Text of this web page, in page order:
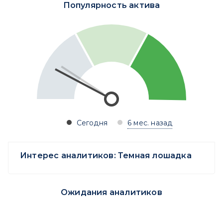
Популярность актива
Сегодня 6 мес. назад
Интерес аналитиков: Темная лошадка
Ожидания аналитиков